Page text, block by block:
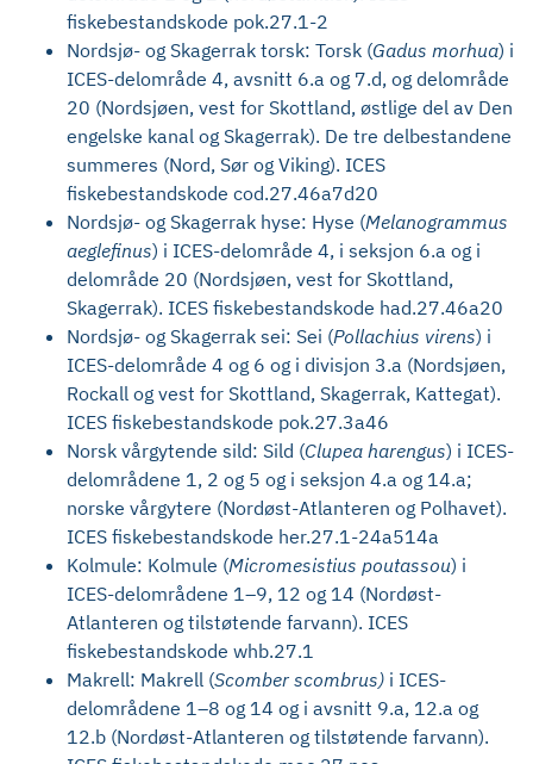
fiskebestandskode pok.27.1-2
Nordsjø- og Skagerrak torsk: Torsk (Gadus morhua) i
ICES-delområde 4, avsnitt 6.a og 7.d, og delområde
20 (Nordsjøen, vest for Skottland, østlige del av Den
engelske kanal og Skagerrak). De tre delbestandene
summeres (Nord, Sør og Viking). ICES
fiskebestandskode cod.27.46a7d20
Nordsjø- og Skagerrak hyse: Hyse (Melanogrammus
aeglefinus) i ICES-delområde 4, i seksjon 6.a og i
delområde 20 (Nordsjøen, vest for Skottland,
Skagerrak). ICES fiskebestandskode had.27.46a20
Nordsjø- og Skagerrak sei: Sei (Pollachius virens) i
ICES-delområde 4 og 6 og i divisjon 3.a (Nordsjøen,
Rockall og vest for Skottland, Skagerrak, Kattegat).
ICES fiskebestandskode pok.27.3a46
Norsk vårgytende sild: Sild (Clupea harengus) i ICES-
delområdene 1, 2 og 5 og i seksjon 4.a og 14.a;
norske vårgytere (Nordøst-Atlanteren og Polhavet).
ICES fiskebestandskode her.27.1-24a514a
Kolmule: Kolmule (Micromesistius poutassou) i
ICES-delområdene 1–9, 12 og 14 (Nordøst-
Atlanteren og tilstøtende farvann). ICES
fiskebestandskode whb.27.1
Makrell: Makrell (Scomber scombrus) i ICES-
delområdene 1–8 og 14 og i avsnitt 9.a, 12.a og
12.b (Nordøst-Atlanteren og tilstøtende farvann).